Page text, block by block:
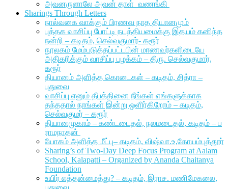
அவனருளாலே அவன் தாள் வணங்கி
Sharings Through Letters
நால்வகை வாக்கும் பிரணவ நாத தியானமும்
புத்தக வாசிப்பு போட்டி நடத்தியமைக்கு இதயம் கனிந்த
நன்றி – கடிதம், செல்வகுமார்- கரூர்
நூலகம் மேம்படுத்தப்பட்டபின் மாணவர்களிடையே
அதிகரிக்கும் வாசிப்பு பழக்கம் – திரு. செல்வகுமார்,
கரூர்
தியானம் அளித்த கொடைகள் – கடிதம், சித்ரா –
புதுவை
வாசிப்பு எனும் தீபத்தினை நீங்கள் எங்களுக்காக
தந்ததால் நாங்கள் இன்று ஒளிர்கிறோம் – கடிதம்,
செல்வகுமர் – கரூர்
தியானமுகாம் – கண்டடைதல், நலமடைதல், கடிதம் – ப
ராமநாதன்
யோகம் அளித்த மீட்பு– கடிதம், விஷ்வா.உ,கோயம்புத்தூர்
Sharing’s of Two-Day Deep Focus Program at Aalam
School, Kalapatti – Organized by Ananda Chaitanya
Foundation
உயிர் எத்தன்மைத்து? – கடிதம், இராச. மணிமேகலை,
புதுவை